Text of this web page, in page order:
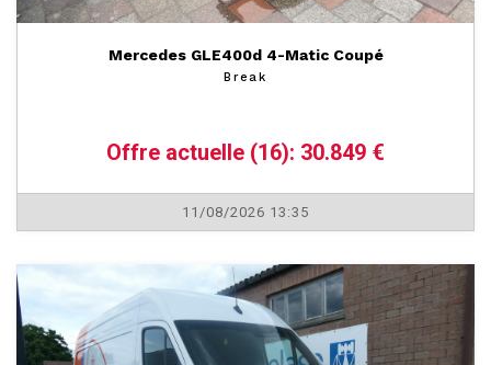
Mercedes GLE400d 4-Matic Coupé
Break
Offre actuelle (16): 30.849 €
11/08/2026 13:35